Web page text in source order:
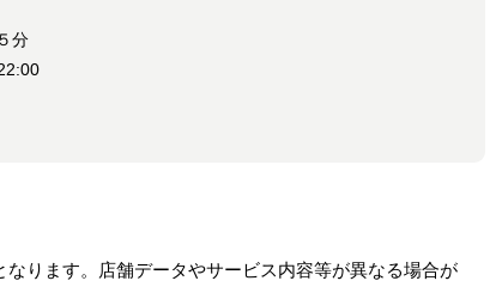
分
ります。店舗データやサービス内容等が異なる場合が